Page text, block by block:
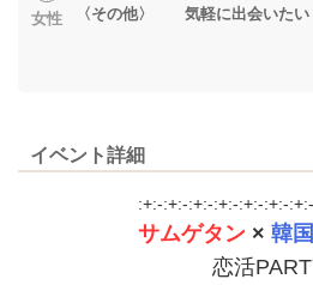
女性 〈その他〉 気軽に出会いたい
イベント詳細
:+:-:+:-:+:-:+:-:+:-:+:-
サムゲタン × 韓
恋活